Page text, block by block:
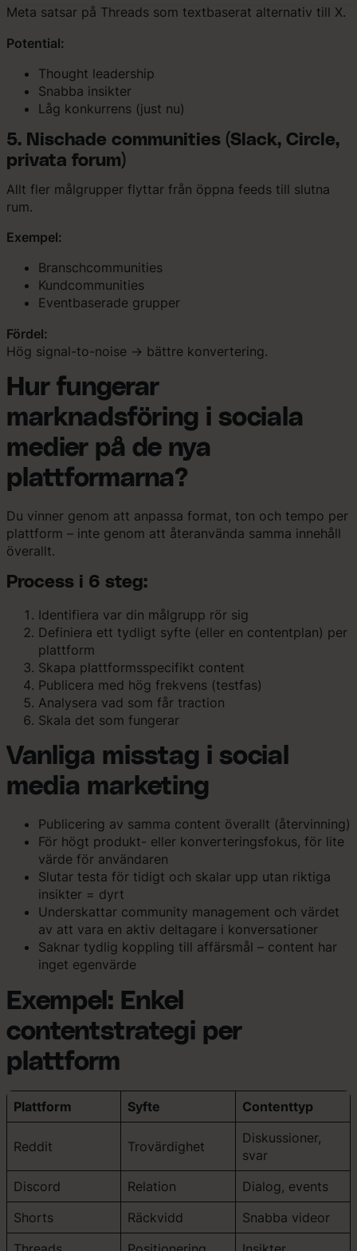
Meta satsar på Threads som textbaserat alternativ till X.
Potential:
Thought leadership
Snabba insikter
Låg konkurrens (just nu)
5. Nischade communities (Slack, Circle,
privata forum)
Allt fler målgrupper flyttar från öppna feeds till slutna
rum.
Exempel:
Branschcommunities
Kundcommunities
Eventbaserade grupper
Fördel:
Hög signal-to-noise → bättre konvertering.
Hur fungerar
marknadsföring i sociala
medier på de nya
plattformarna?
Du vinner genom att anpassa format, ton och tempo per
plattform – inte genom att återanvända samma innehåll
överallt.
Process i 6 steg:
Identifiera var din målgrupp rör sig
Definiera ett tydligt syfte (eller en contentplan) per
plattform
Skapa plattformsspecifikt content
Publicera med hög frekvens (testfas)
Analysera vad som får traction
Skala det som fungerar
Vanliga misstag i social
media marketing
Publicering av samma content överallt (återvinning)
För högt produkt- eller konverteringsfokus, för lite
värde för användaren
Slutar testa för tidigt och skalar upp utan riktiga
insikter = dyrt
Underskattar community management och värdet
av att vara en aktiv deltagare i konversationer
Saknar tydlig koppling till affärsmål – content har
inget egenvärde
Exempel: Enkel
contentstrategi per
plattform
Plattform Syfte Contenttyp
Reddit Trovärdighet
Diskussioner,
svar
Discord
Relation
Dialog, events
Shorts
Räckvidd
Snabba videor